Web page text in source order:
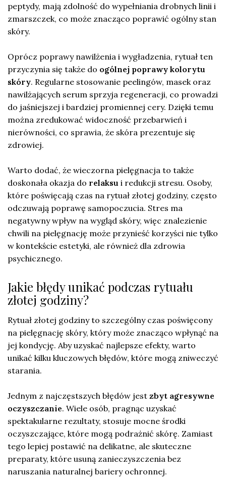
peptydy, mają zdolność do wypełniania drobnych linii i
zmarszczek, co może znacząco poprawić ogólny stan
skóry.
Oprócz poprawy nawilżenia i wygładzenia, rytuał ten
przyczynia się także do ogólnej poprawy kolorytu
skóry. Regularne stosowanie peelingów, masek oraz
nawilżających serum sprzyja regeneracji, co prowadzi
do jaśniejszej i bardziej promiennej cery. Dzięki temu
można zredukować widoczność przebarwień i
nierówności, co sprawia, że skóra prezentuje się
zdrowiej.
Warto dodać, że wieczorna pielęgnacja to także
doskonała okazja do relaksu i redukcji stresu. Osoby,
które poświęcają czas na rytuał złotej godziny, często
odczuwają poprawę samopoczucia. Stres ma
negatywny wpływ na wygląd skóry, więc znalezienie
chwili na pielęgnację może przynieść korzyści nie tylko
w kontekście estetyki, ale również dla zdrowia
psychicznego.
Jakie błędy unikać podczas rytuału
złotej godziny?
Rytuał złotej godziny to szczególny czas poświęcony
na pielęgnację skóry, który może znacząco wpłynąć na
jej kondycję. Aby uzyskać najlepsze efekty, warto
unikać kilku kluczowych błędów, które mogą zniweczyć
starania.
Jednym z najczęstszych błędów jest zbyt agresywne
oczyszczanie. Wiele osób, pragnąc uzyskać
spektakularne rezultaty, stosuje mocne środki
oczyszczające, które mogą podrażnić skórę. Zamiast
tego lepiej postawić na delikatne, ale skuteczne
preparaty, które usuną zanieczyszczenia bez
naruszania naturalnej bariery ochronnej.